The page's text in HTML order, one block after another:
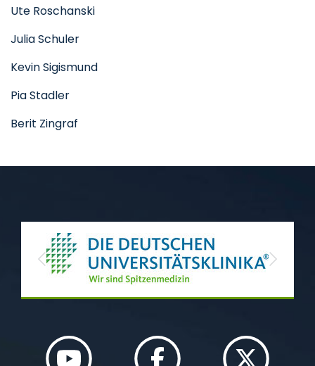
Ute Roschanski
Julia Schuler
Kevin Sigismund
Pia Stadler
Berit Zingraf
Previous Next